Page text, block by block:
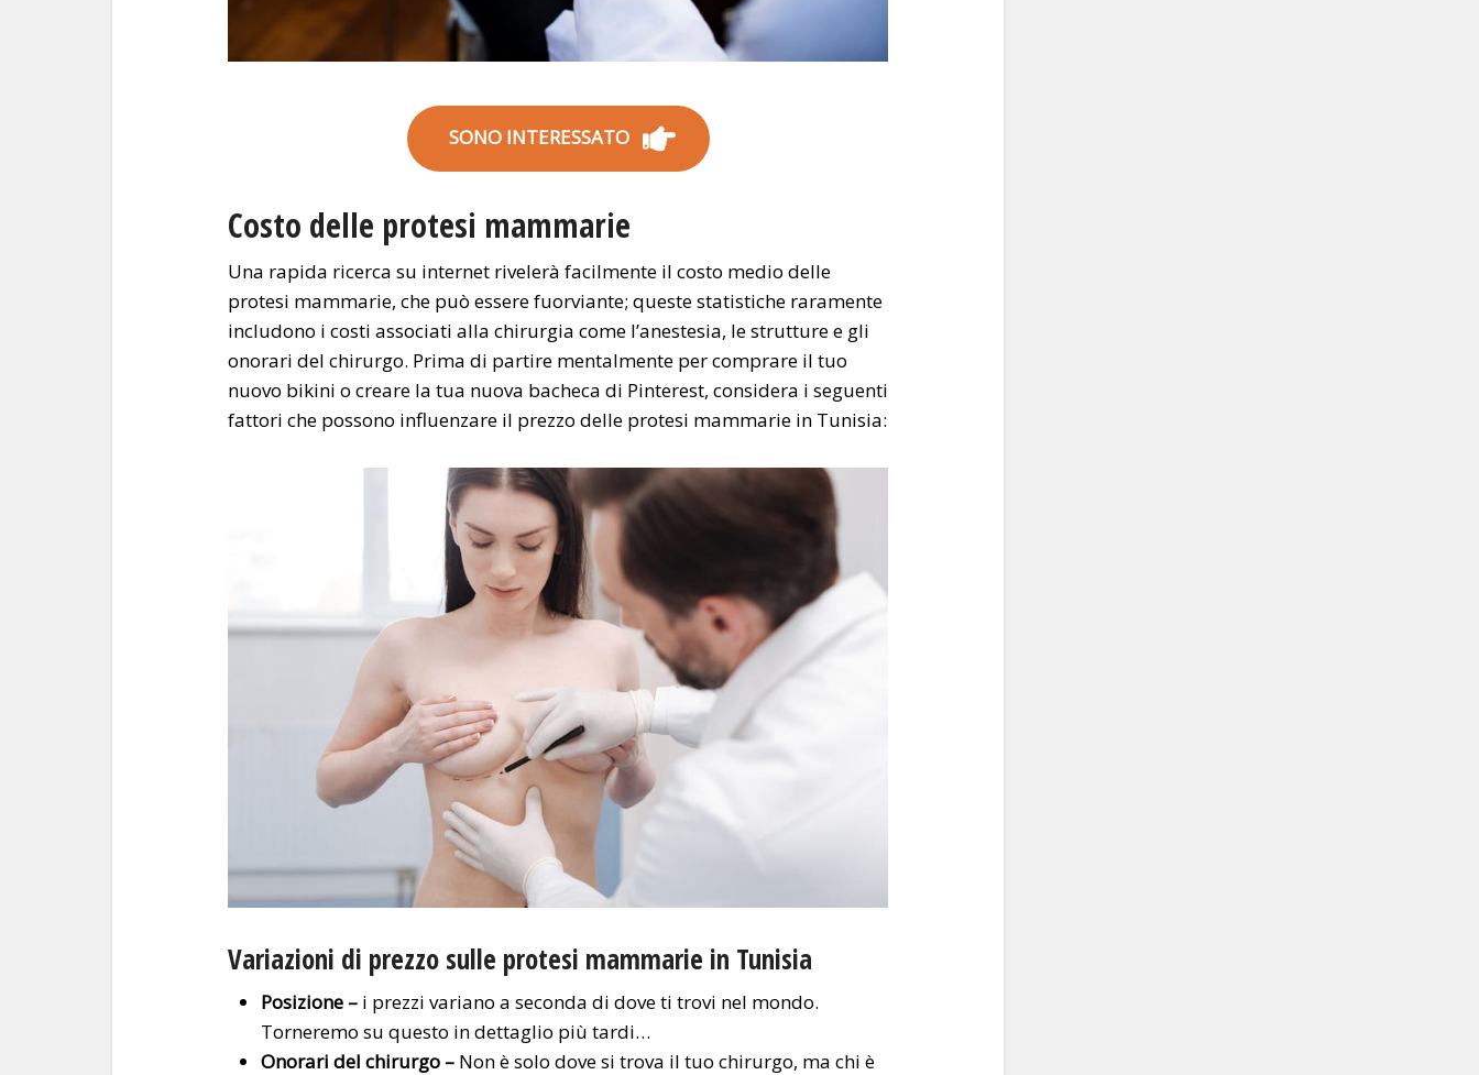
SONO INTERESSATO
Costo delle protesi mammarie
Una rapida ricerca su internet rivelerà facilmente il costo medio delle
protesi mammarie, che può essere fuorviante; queste statistiche raramente
includono i costi associati alla chirurgia come l’anestesia, le strutture e gli
onorari del chirurgo. Prima di partire mentalmente per comprare il tuo
nuovo bikini o creare la tua nuova bacheca di Pinterest, considera i seguenti
fattori che possono influenzare il prezzo delle protesi mammarie in Tunisia:
Variazioni di prezzo sulle protesi mammarie in Tunisia
Posizione – i prezzi variano a seconda di dove ti trovi nel mondo.
Torneremo su questo in dettaglio più tardi…
Onorari del chirurgo – Non è solo dove si trova il tuo chirurgo, ma chi è